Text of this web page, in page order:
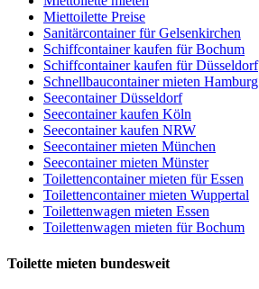
Miettoilette Preise
Sanitärcontainer für Gelsenkirchen
Schiffcontainer kaufen für Bochum
Schiffcontainer kaufen für Düsseldorf
Schnellbaucontainer mieten Hamburg
Seecontainer Düsseldorf
Seecontainer kaufen Köln
Seecontainer kaufen NRW
Seecontainer mieten München
Seecontainer mieten Münster
Toilettencontainer mieten für Essen
Toilettencontainer mieten Wuppertal
Toilettenwagen mieten Essen
Toilettenwagen mieten für Bochum
Toilette mieten bundesweit